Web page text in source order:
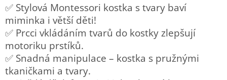
✅ Stylová Montessori kostka s tvary baví
miminka i větší děti!
✅ Prcci vkládáním tvarů do kostky zlepšují
motoriku prstíků.
✅ Snadná manipulace – kostka s pružnými
tkaničkami a tvary.